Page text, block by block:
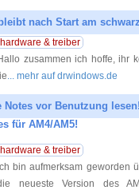
nach Start am
hardware & treiber
zusammen ich hoffe, ihr
lie... mehr auf drwindows.de
Notes vor Benutzung
für AM4/AM5!
hardware & treiber
Ich bin aufmerksam geworden
neueste Version des